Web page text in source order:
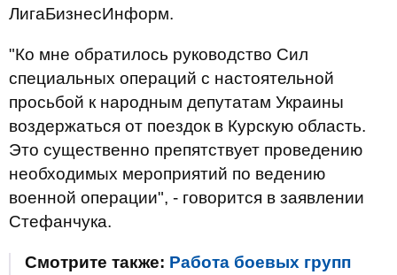
ЛигаБизнесИнформ.
"Ко мне обратилось руководство Сил
специальных операций с настоятельной
просьбой к народным депутатам Украины
воздержаться от поездок в Курскую область.
Это существенно препятствует проведению
необходимых мероприятий по ведению
военной операции", - говорится в заявлении
Стефанчука.
Смотрите также: Работа боевых групп